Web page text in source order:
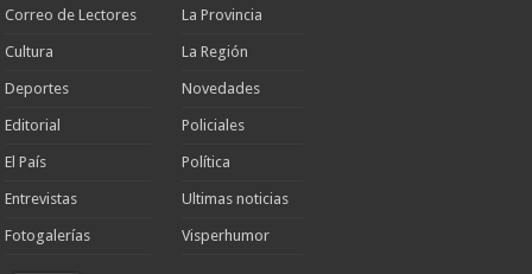
Correo de Lectores
Cultura
Deportes
Editorial
El País
Entrevistas
Fotogalerías
La Provincia
La Región
Novedades
Policiales
Política
Ultimas noticias
Visperhumor